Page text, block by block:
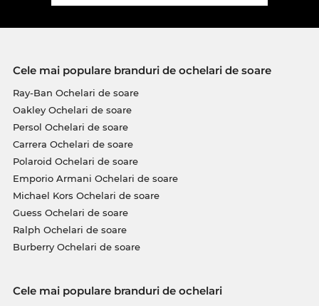
Cele mai populare branduri de ochelari de soare
Ray-Ban Ochelari de soare
Oakley Ochelari de soare
Persol Ochelari de soare
Carrera Ochelari de soare
Polaroid Ochelari de soare
Emporio Armani Ochelari de soare
Michael Kors Ochelari de soare
Guess Ochelari de soare
Ralph Ochelari de soare
Burberry Ochelari de soare
Cele mai populare branduri de ochelari